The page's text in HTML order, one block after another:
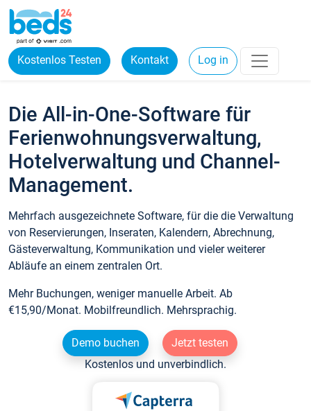
Kostenlos Testen Kontakt Log in
Die All-in-One-Software für
Ferienwohnungsverwaltung,
Hotelverwaltung und Channel-
Management.
Mehrfach ausgezeichnete Software, für die die Verwaltung
von Reservierungen, Inseraten, Kalendern, Abrechnung,
Gästeverwaltung, Kommunikation und vieler weiterer
Abläufe an einem zentralen Ort.
Mehr Buchungen, weniger manuelle Arbeit. Ab
€15,90/Monat. Mobilfreundlich. Mehrsprachig.
Demo buchen
Jetzt testen
Kostenlos und unverbindlich.